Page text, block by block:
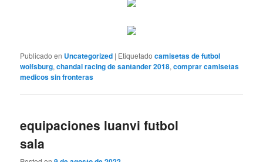
Publicado en Uncategorized | Etiquetado camisetas de futbol
wolfsburg,chandal racing de santander 2018,comprar camisetas
medicos sin fronteras
equipaciones luanvi futbol
sala